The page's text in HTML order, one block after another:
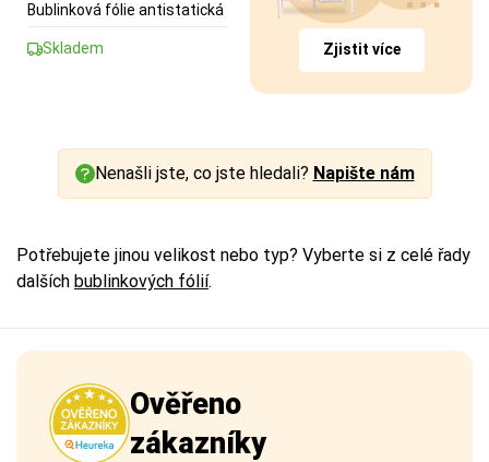
Bublinková fólie antistatická
Skladem Zjistit více
Nenašli jste, co jste hledali? Napište nám
Potřebujete jinou velikost nebo typ? Vyberte si z celé řady
dalších bublinkových fólií.
Ověřeno
zákazníky